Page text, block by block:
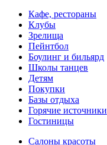
Кафе, рестораны
Клубы
Зрелища
Пейнтбол
Боулинг и бильярд
Школы танцев
Детям
Покупки
Базы отдыха
Горячие источники
Гостиницы
Салоны красоты